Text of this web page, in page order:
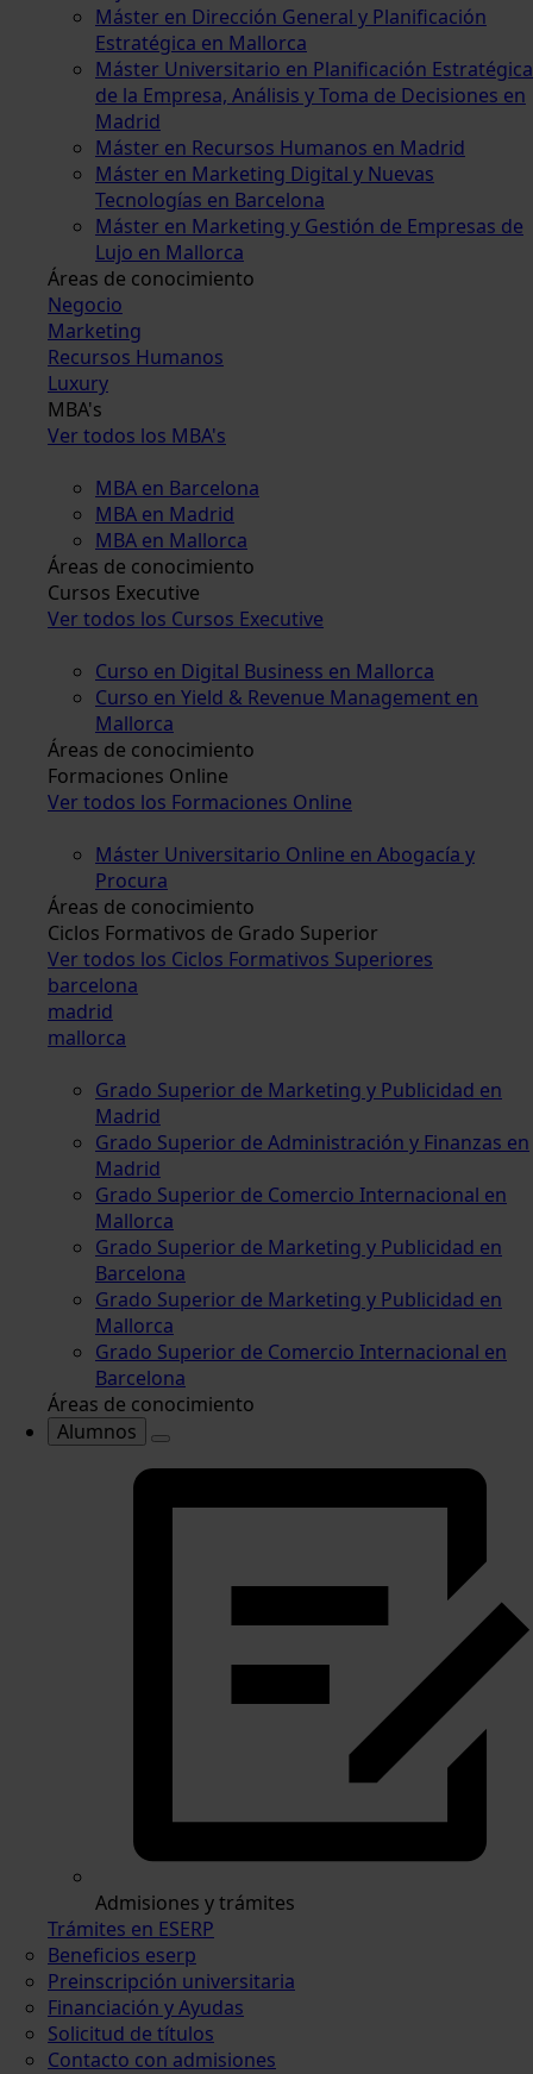
Máster en Dirección General y Planificación
Estratégica en Mallorca
Máster Universitario en Planificación Estratégica
de la Empresa, Análisis y Toma de Decisiones en
Madrid
Máster en Recursos Humanos en Madrid
Máster en Marketing Digital y Nuevas
Tecnologías en Barcelona
Máster en Marketing y Gestión de Empresas de
Lujo en Mallorca
Áreas de conocimiento
Negocio
Marketing
Recursos Humanos
Luxury
MBA's
Ver todos los MBA's
MBA en Barcelona
MBA en Madrid
MBA en Mallorca
Áreas de conocimiento
Cursos Executive
Ver todos los Cursos Executive
Curso en Digital Business en Mallorca
Curso en Yield & Revenue Management en
Mallorca
Áreas de conocimiento
Formaciones Online
Ver todos los Formaciones Online
Máster Universitario Online en Abogacía y
Procura
Áreas de conocimiento
Ciclos Formativos de Grado Superior
Ver todos los Ciclos Formativos Superiores
barcelona
madrid
mallorca
Grado Superior de Marketing y Publicidad en
Madrid
Grado Superior de Administración y Finanzas en
Madrid
Grado Superior de Comercio Internacional en
Mallorca
Grado Superior de Marketing y Publicidad en
Barcelona
Grado Superior de Marketing y Publicidad en
Mallorca
Grado Superior de Comercio Internacional en
Barcelona
Áreas de conocimiento
Alumnos
Admisiones y trámites
Trámites en ESERP
Beneficios eserp
Preinscripción universitaria
Financiación y Ayudas
Solicitud de títulos
Contacto con admisiones